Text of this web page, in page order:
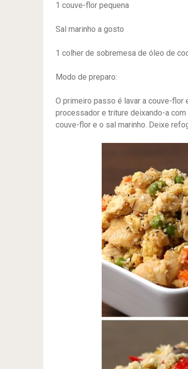
1 couve-flor pequena
Sal marinho a gosto
1 colher de sobremesa de óleo de
Modo de preparo:
O primeiro passo é lavar a couve-
processador e triture deixando-a
couve-flor e o sal marinho. Deixe